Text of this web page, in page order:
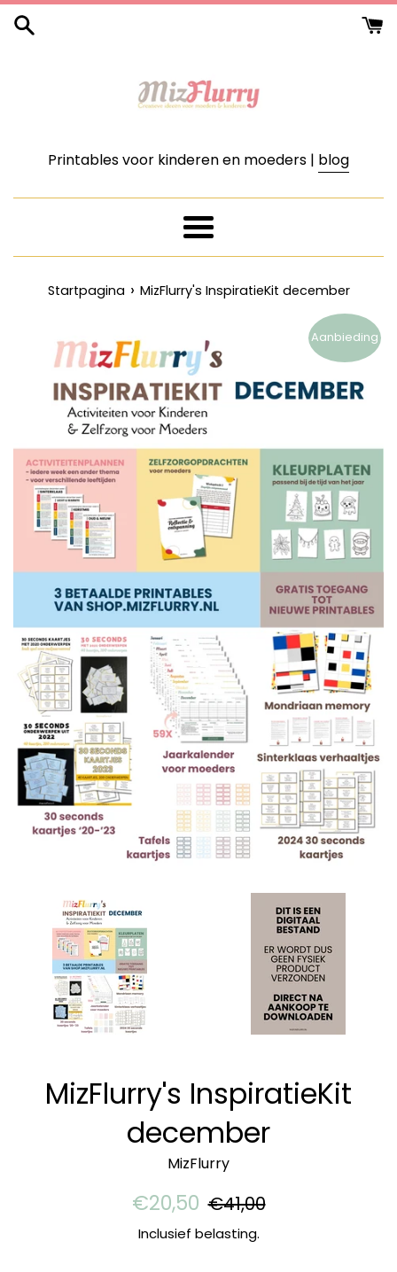
Meteen
naar
Printables voor kinderen en moeders | blog
Menu
Startpagina › MizFlurry's InspiratieKit december
Aanbieding
MizFlurry's InspiratieKit
december
MizFlurry
Aanbiedingsprijs
€20,50 Normale
€41,00
Inclusief belasting.